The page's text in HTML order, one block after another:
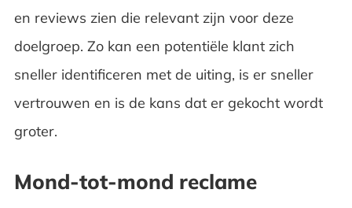
en reviews zien die relevant zijn voor deze
doelgroep. Zo kan een potentiële klant zich
sneller identificeren met de uiting, is er sneller
vertrouwen en is de kans dat er gekocht wordt
groter.
Mond-tot-mond reclame